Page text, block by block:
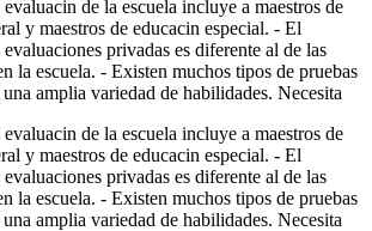
de la escuela incluye a maestros de
y maestros de educacin especial. - El
evaluaciones privadas es diferente al de las
la escuela. - Existen muchos tipos de pruebas
amplia variedad de habilidades. Necesita
de la escuela incluye a maestros de
y maestros de educacin especial. - El
evaluaciones privadas es diferente al de las
la escuela. - Existen muchos tipos de pruebas
amplia variedad de habilidades. Necesita